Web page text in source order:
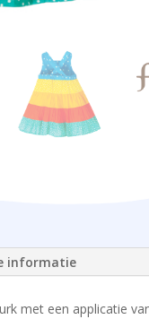
informatie
met een applicatie